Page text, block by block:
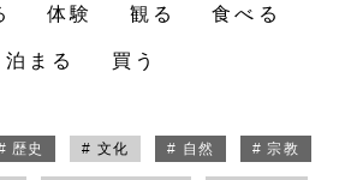
体験 観る 食べる
泊まる 買う
歴史 # 文化 # 自然 # 宗教